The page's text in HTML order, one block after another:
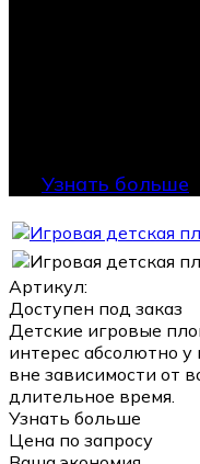
Узнать больше
Артикул:
Доступен под заказ
Детские игровые
интерес абсолютно у
вне зависимости от
длительное время.
Узнать больше
Цена по запросу